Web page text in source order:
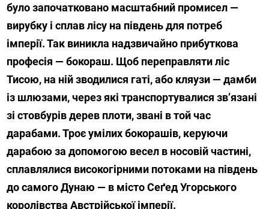
було започатковано масштабний промисел —
вирубку і сплав лісу на південь для потреб
імперії. Так виникла надзвичайно прибуткова
професія — бокораш. Щоб переправляти ліс
Тисою, на ній зводилися гаті, або кляузи — дамби
із шлюзами, через які транспортувалися зв’язані
зі стовбурів дерев плоти, звані в той час
дарабами. Троє умілих бокорашів, керуючи
дарабою за допомогою весел в носовій частині,
сплавлялися високогірними потоками на південь
до самого Дунаю — в місто Сеґед Угорського
королівства Австрійської імперії.